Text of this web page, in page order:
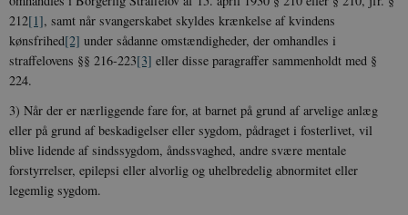
212[1], samt når svangerskabet skyldes krænkelse af kvindens
kønsfrihed[2] under sådanne omstændigheder, der omhandles i
straffelovens §§ 216-223[3] eller disse paragraffer sammenholdt med §
224.
3) Når der er nærliggende fare for, at barnet på grund af arvelige anlæg
eller på grund af beskadigelser eller sygdom, pådraget i fosterlivet, vil
blive lidende af sindssygdom, åndssvaghed, andre svære mentale
forstyrrelser, epilepsi eller alvorlig og uhelbredelig abnormitet eller
legemlig sygdom.